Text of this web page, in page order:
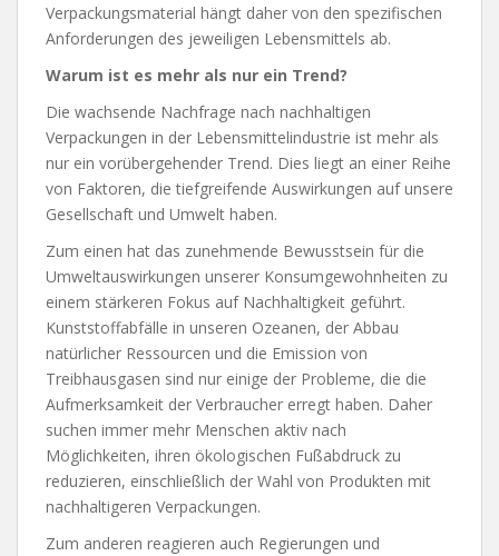
Verpackungsmaterial hängt daher von den spezifischen
Anforderungen des jeweiligen Lebensmittels ab.
Warum ist es mehr als nur ein Trend?
Die wachsende Nachfrage nach nachhaltigen
Verpackungen in der Lebensmittelindustrie ist mehr als
nur ein vorübergehender Trend. Dies liegt an einer Reihe
von Faktoren, die tiefgreifende Auswirkungen auf unsere
Gesellschaft und Umwelt haben.
Zum einen hat das zunehmende Bewusstsein für die
Umweltauswirkungen unserer Konsumgewohnheiten zu
einem stärkeren Fokus auf Nachhaltigkeit geführt.
Kunststoffabfälle in unseren Ozeanen, der Abbau
natürlicher Ressourcen und die Emission von
Treibhausgasen sind nur einige der Probleme, die die
Aufmerksamkeit der Verbraucher erregt haben. Daher
suchen immer mehr Menschen aktiv nach
Möglichkeiten, ihren ökologischen Fußabdruck zu
reduzieren, einschließlich der Wahl von Produkten mit
nachhaltigeren Verpackungen.
Zum anderen reagieren auch Regierungen und